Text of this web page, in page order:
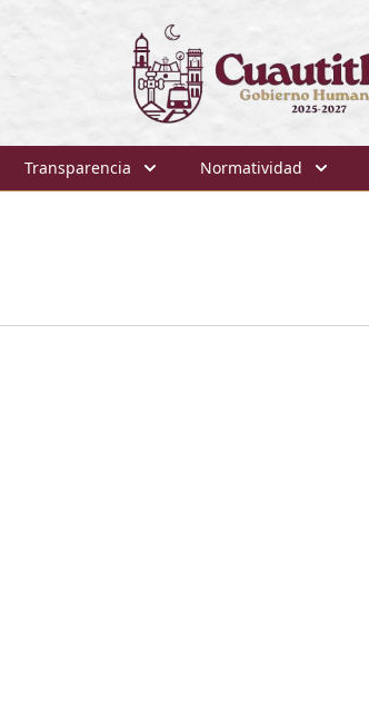
Transparencia Normatividad